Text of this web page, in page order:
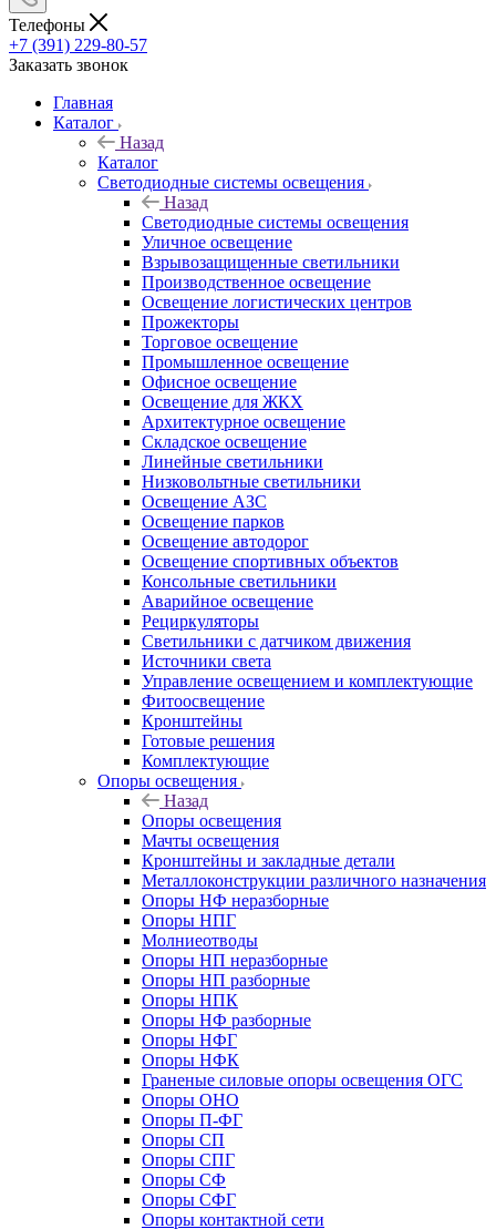
Телефоны
+7 (391) 229-80-57
Заказать звонок
Главная
Каталог
Назад
Каталог
Светодиодные системы освещения
Назад
Светодиодные системы освещения
Уличное освещение
Взрывозащищенные светильники
Производственное освещение
Освещение логистических центров
Прожекторы
Торговое освещение
Промышленное освещение
Офисное освещение
Освещение для ЖКХ
Архитектурное освещение
Складское освещение
Линейные светильники
Низковольтные светильники
Освещение АЗС
Освещение парков
Освещение автодорог
Освещение спортивных объектов
Консольные светильники
Аварийное освещение
Рециркуляторы
Светильники с датчиком движения
Источники света
Управление освещением и комплектующие
Фитоосвещение
Кронштейны
Готовые решения
Комплектующие
Опоры освещения
Назад
Опоры освещения
Мачты освещения
Кронштейны и закладные детали
Металлоконструкции различного назначения
Опоры НФ неразборные
Опоры НПГ
Молниеотводы
Опоры НП неразборные
Опоры НП разборные
Опоры НПК
Опоры НФ разборные
Опоры НФГ
Опоры НФК
Граненые силовые опоры освещения ОГС
Опоры ОНО
Опоры П-ФГ
Опоры СП
Опоры СПГ
Опоры СФ
Опоры СФГ
Опоры контактной сети